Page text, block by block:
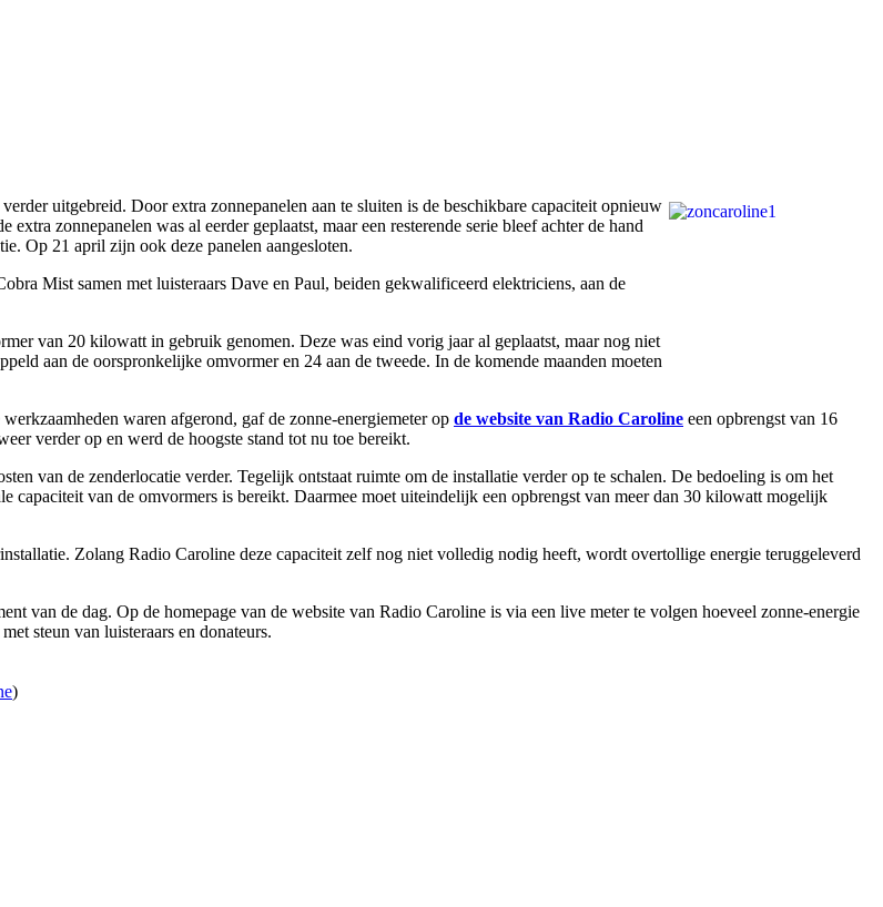
uitgebreid. Door extra zonnepanelen aan te sluiten is de beschikbare capaciteit opnieuw
zonnepanelen was al eerder geplaatst, maar een resterende serie bleef achter de hand
Op 21 april zijn ook deze panelen aangesloten.
Mist samen met luisteraars Dave en Paul, beiden gekwalificeerd elektriciens, aan de
van 20 kilowatt in gebruik genomen. Deze was eind vorig jaar al geplaatst, maar nog niet
aan de oorspronkelijke omvormer en 24 aan de tweede. In de komende maanden moeten
waren afgerond, gaf de zonne-energiemeter op de website van Radio Caroline een opbrengst van 16
verder op en werd de hoogste stand tot nu toe bereikt.
van de zenderlocatie verder. Tegelijk ontstaat ruimte om de installatie verder op te schalen. De bedoeling is om het
capaciteit van de omvormers is bereikt. Daarmee moet uiteindelijk een opbrengst van meer dan 30 kilowatt mogelijk
Zolang Radio Caroline deze capaciteit zelf nog niet volledig nodig heeft, wordt overtollige energie teruggeleverd
van de dag. Op de homepage van de website van Radio Caroline is via een live meter te volgen hoeveel zonne-energie
steun van luisteraars en donateurs.
)